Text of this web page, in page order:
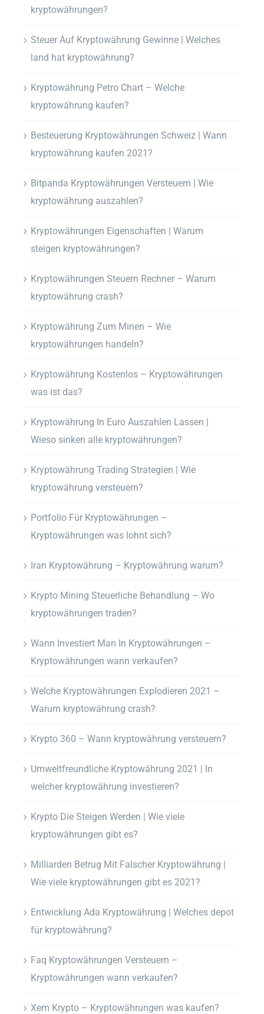
kryptowährungen?
Steuer Auf Kryptowährung Gewinne | Welches
land hat kryptowährung?
Kryptowährung Petro Chart – Welche
kryptowährung kaufen?
Besteuerung Kryptowährungen Schweiz | Wann
kryptowährung kaufen 2021?
Bitpanda Kryptowährungen Versteuern | Wie
kryptowährung auszahlen?
Kryptowährungen Eigenschaften | Warum
steigen kryptowährungen?
Kryptowährungen Steuern Rechner – Warum
kryptowährung crash?
Kryptowährung Zum Minen – Wie
kryptowährungen handeln?
Kryptowährung Kostenlos – Kryptowährungen
was ist das?
Kryptowährung In Euro Auszahlen Lassen |
Wieso sinken alle kryptowährungen?
Kryptowährung Trading Strategien | Wie
kryptowährung versteuern?
Portfolio Für Kryptowährungen –
Kryptowährungen was lohnt sich?
Iran Kryptowährung – Kryptowährung warum?
Krypto Mining Steuerliche Behandlung – Wo
kryptowährungen traden?
Wann Investiert Man In Kryptowährungen –
Kryptowährungen wann verkaufen?
Welche Kryptowährungen Explodieren 2021 –
Warum kryptowährung crash?
Krypto 360 – Wann kryptowährung versteuern?
Umweltfreundliche Kryptowährung 2021 | In
welcher kryptowährung investieren?
Krypto Die Steigen Werden | Wie viele
kryptowährungen gibt es?
Milliarden Betrug Mit Falscher Kryptowährung |
Wie viele kryptowährungen gibt es 2021?
Entwicklung Ada Kryptowährung | Welches depot
für kryptowährung?
Faq Kryptowährungen Versteuern –
Kryptowährungen wann verkaufen?
Xem Krypto – Kryptowährungen was kaufen?